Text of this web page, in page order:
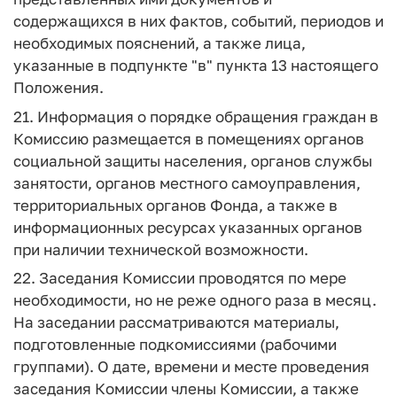
содержащихся в них фактов, событий, периодов и
необходимых пояснений, а также лица,
указанные в подпункте "в" пункта 13 настоящего
Положения.
21. Информация о порядке обращения граждан в
Комиссию размещается в помещениях органов
социальной защиты населения, органов службы
занятости, органов местного самоуправления,
территориальных органов Фонда, а также в
информационных ресурсах указанных органов
при наличии технической возможности.
22. Заседания Комиссии проводятся по мере
необходимости, но не реже одного раза в месяц.
На заседании рассматриваются материалы,
подготовленные подкомиссиями (рабочими
группами). О дате, времени и месте проведения
заседания Комиссии члены Комиссии, а также